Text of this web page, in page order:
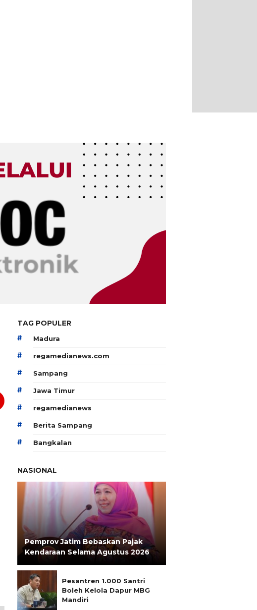
TAG POPULER
# Madura
# regamedianews.com
# Sampang
# Jawa Timur
# regamedianews
# Berita Sampang
# Bangkalan
NASIONAL
Pemprov Jatim Bebaskan Pajak
Kendaraan Selama Agustus 2026
Pesantren 1.000 Santri
Boleh Kelola Dapur MBG
Mandiri